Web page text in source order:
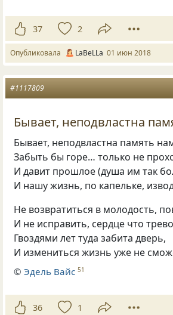
37 2
Опубликовала LaBeLLa 01 июн 2018
#1117809
Бывает, неподвластна
Бывает, неподвластна память
Забыть бы горе… только не
И давит прошлое(душа им так
И нашу жизнь, по капельке,
Не возвратиться в молодость,
И не исправить, сердце что
Гвоздями лет туда забита дверь,
И измениться жизнь уже не
©Эдель Вайс 51
36 1